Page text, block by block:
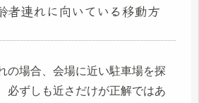
者連れに向いている移動方
の場合、会場に近い駐車場を探
必ずしも近さだけが正解ではあ